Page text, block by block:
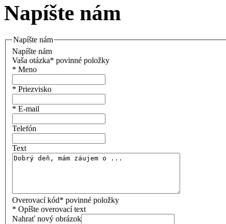
Napíšte nám
Napíšte nám
Napíšte nám
Vaša otázka* povinné položky
* Meno
* Priezvisko
* E-mail
Telefón
Text
Overovací kód* povinné položky
* Opíšte overovací text
Nahrať nový obrázok